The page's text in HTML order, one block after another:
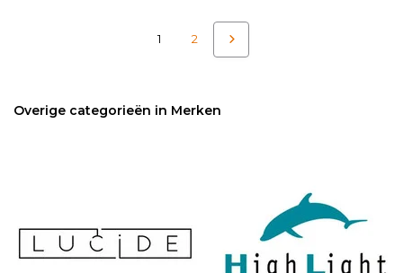
1 2
Overige categorieën in Merken